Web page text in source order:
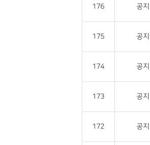
176 공지
175 공지
174 공지
173 공지
172 공지